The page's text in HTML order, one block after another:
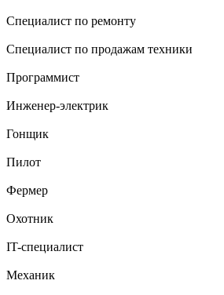
Специалист по ремонту
Специалист по продажам техники
Программист
Инженер-электрик
Гонщик
Пилот
Фермер
Охотник
IT-специалист
Механик